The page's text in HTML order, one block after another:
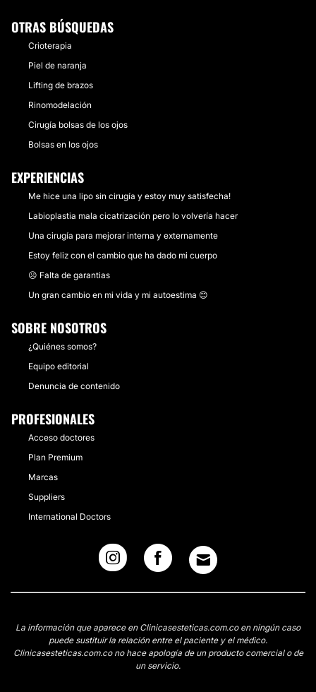
OTRAS BÚSQUEDAS
Crioterapia
Piel de naranja
Lifting de brazos
Rinomodelación
Cirugía bolsas de los ojos
Bolsas en los ojos
EXPERIENCIAS
Me hice una lipo sin cirugía y estoy muy satisfecha!
Labioplastia mala cicatrización pero lo volvería hacer
Una cirugía para mejorar interna y externamente
Estoy feliz con el cambio que ha dado mi cuerpo
☹️ Falta de garantias
Un gran cambio en mi vida y mi autoestima 😊
SOBRE NOSOTROS
¿Quiénes somos?
Equipo editorial
Denuncia de contenido
PROFESIONALES
Acceso doctores
Plan Premium
Marcas
Suppliers
International Doctors
La información que aparece en Clinicasesteticas.com.co en ningún caso
puede sustituir la relación entre el paciente y el médico.
Clinicasesteticas.com.co no hace apología de un producto comercial o de
un servicio.